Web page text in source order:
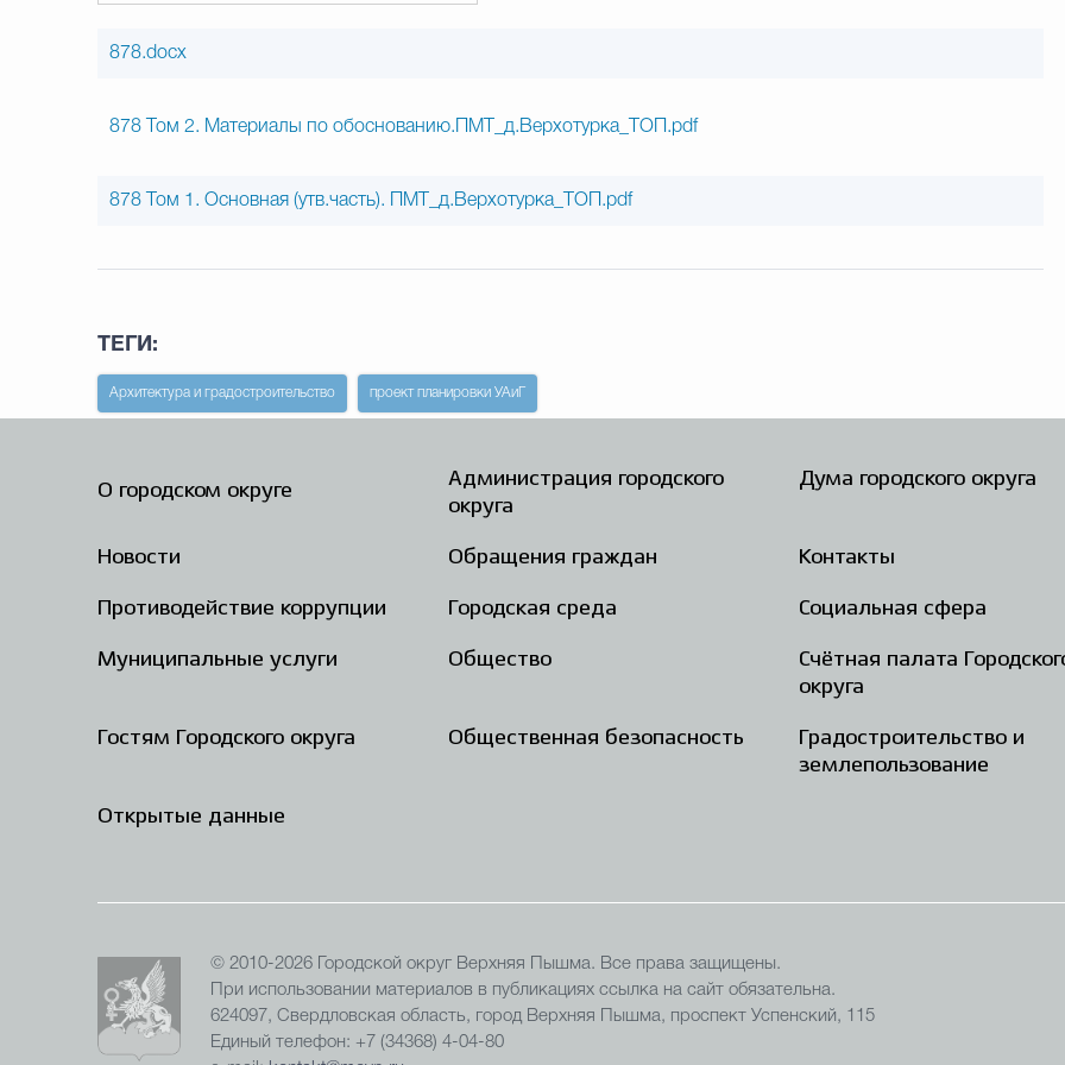
878.docx
878 Том 2. Материалы по обоснованию.ПМТ_д.Верхотурка_ТОП.pdf
878 Том 1. Основная (утв.часть). ПМТ_д.Верхотурка_ТОП.pdf
ТЕГИ:
Архитектура и градостроительство проект планировки УАиГ
О городском округе
Администрация городского
округа
Дума городского округа
Новости Обращения граждан Контакты
Противодействие коррупции Городская среда Социальная сфера
Муниципальные услуги Общество
Счётная палата
округа
Гостям Городского округа Общественная безопасность
Градостроительство и
землепользование
Открытые данные
© 2010-2026 Городской округ Верхняя Пышма. Все права защищены.
При использовании материалов в публикациях ссылка на сайт обязательна.
624097, Свердловская область, город Верхняя Пышма, проспект Успенский, 115
Единый телефон: +7 (34368) 4-04-80